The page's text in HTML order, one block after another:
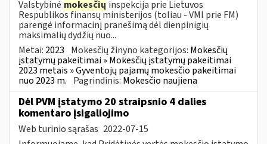
Valstybinė mokesčių inspekcija prie Lietuvos
Respublikos finansų ministerijos (toliau - VMI prie FM)
parengė informacinį pranešimą dėl dienpinigių
maksimalių dydžių nuo...
Metai: 2023 Mokesčių žinyno kategorijos: Mokesčių
įstatymų pakeitimai » Mokesčių įstatymų pakeitimai
2023 metais » Gyventojų pajamų mokesčio pakeitimai
nuo 2023 m. Pagrindinis: Mokesčio naujiena
Dėl PVM įstatymo 20 straipsnio 4 dalies
komentaro įsigaliojimo
Web turinio sąrašas 2022-07-15